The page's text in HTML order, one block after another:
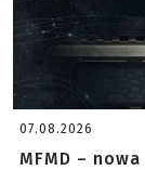
07.08.2026
MFMD –